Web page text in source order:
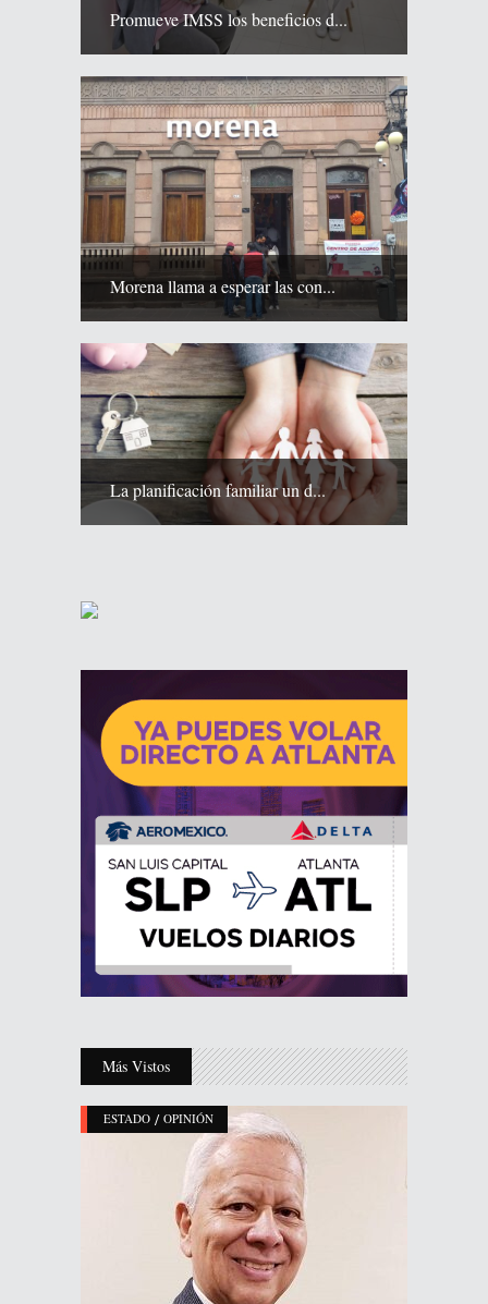
Promueve IMSS los beneficios d...
Morena llama a esperar las con...
La planificación familiar un d...
Más Vistos
ESTADO / OPINIÓN